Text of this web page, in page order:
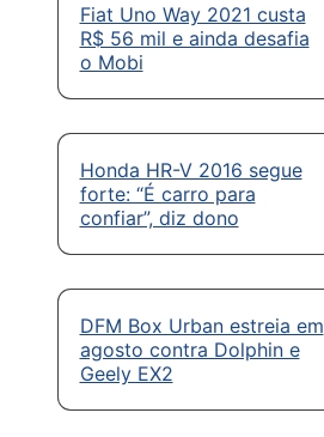
Fiat Uno Way 2021 custa
R$ 56 mil e ainda desafia
o Mobi
Honda HR-V 2016 segue
forte: “É carro para
confiar”, diz dono
DFM Box Urban estreia em
agosto contra Dolphin e
Geely EX2